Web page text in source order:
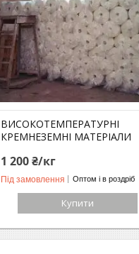
ВИСОКОТЕМПЕРАТУРНІ
КРЕМНЕЗЕМНІ МАТЕРІАЛИ
1 200 ₴/кг
Під замовлення Оптом і в роздріб
Купити